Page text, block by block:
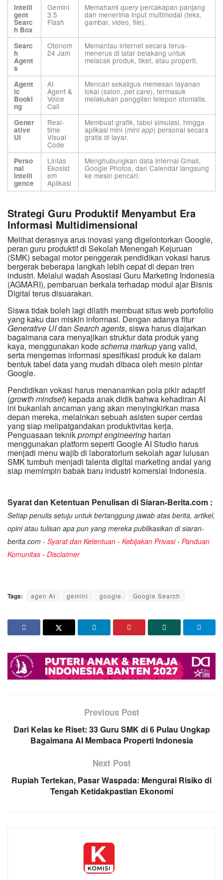
Intelli
gent
Searc
h Box
Gemini
3.5
Flash
Memahami query percakapan panjang
dan menerima input multimodal (teks,
gambar, video, file).
Searc
h
Agent
s
Otonom
24 Jam
Memantau internet secara terus-
menerus di latar belakang untuk
melacak produk, tiket, atau properti.
Agent
ic
Booki
ng
AI
Agent &
Voice
Call
Mencari sekaligus memesan layanan
lokal (salon, pet care), termasuk
melakukan panggilan telepon otomatis.
Gener
ative
UI
Real-
time
Visual
Code
Membuat grafik, tabel simulasi, hingga
aplikasi mini (mini app) personal secara
gratis di layar.
Perso
nal
Intelli
gence
Lintas
Ekosist
em
Aplikasi
Menghubungkan data internal Gmail,
Google Photos, dan Calendar langsung
ke mesin pencari.
Strategi Guru Produktif Menyambut Era
Informasi Multidimensional
Melihat derasnya arus inovasi yang digelontorkan Google,
peran guru produktif di Sekolah Menengah Kejuruan
(SMK) sebagai motor penggerak pendidikan vokasi harus
bergerak beberapa langkah lebih cepat di depan tren
industri. Melalui wadah Asosiasi Guru Marketing Indonesia
(AGMARI), pembaruan berkala terhadap modul ajar Bisnis
Digital terus disuarakan.
Siswa tidak boleh lagi dilatih membuat situs web portofolio
yang kaku dan miskin informasi. Dengan adanya fitur
Generative UIdan Search agents, siswa harus diajarkan
bagaimana cara menyajikan struktur data produk yang
kaya, menggunakan kodeschema markupyang valid,
serta mengemas informasi spesifikasi produk ke dalam
bentuk tabel data yang mudah dibaca oleh mesin pintar
Google.
Pendidikan vokasi harus menanamkan pola pikir adaptif
(growth mindset) kepada anak didik bahwa kehadiran AI
ini bukanlah ancaman yang akan menyingkirkan masa
depan mereka, melainkan sebuah asisten super cerdas
yang siap melipatgandakan produktivitas kerja.
Penguasaan teknikprompt engineering harian
menggunakan platform seperti Google AI Studio harus
menjadi menu wajib di laboratorium sekolah agar lulusan
SMK tumbuh menjadi talenta digital marketing andal yang
siap memimpin babak baru industri komersial Indonesia.
Syarat dan Ketentuan Penulisan di Siaran-Berita.com :
Setiap penulis setuju untuk bertanggung jawab atas berita, artikel,
opini atau tulisan apa pun yang mereka publikasikan di siaran-
berita.com - Syarat dan Ketentuan - Kebijakan Privasi- Panduan
Komunitas - Disclaimer
Tags: agen AI gemini google Google Search
Previous Post
Dari Kelas ke Riset: 33 Guru SMK di 6 Pulau Ungkap
Bagaimana AI Membaca Properti Indonesia
Next Post
Rupiah Tertekan, Pasar Waspada: Mengurai Risiko di
Tengah Ketidakpastian Ekonomi